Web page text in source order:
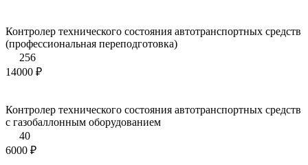
Контролер технического состояния автотранспортных средств
(профессиональная переподготовка)
256
14000 ₽
Контролер технического состояния автотранспортных средств
с газобаллонным оборудованием
40
6000 ₽